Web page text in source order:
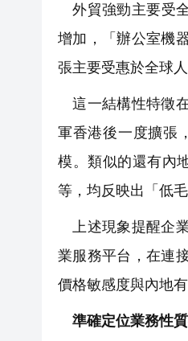
外貿強勁主要受
增加，「辦公室機
張主要受惠於全球
這一結構性特徵
軍香港後一度擴張
模。類似的還有內
等，均反映出「低
上述現象提醒企
業服務平台，在連
價格敏感度與內地有
準確定位業務性